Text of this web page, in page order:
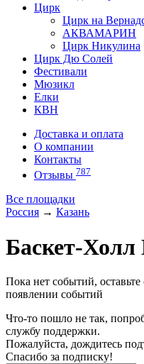
Цирк
Цирк на
АКВАМАРИН
Цирк Никулина
Цирк Дю Солей
Фестивали
Мюзикл
Елки
КВН
Доставка и оплата
О компании
Контакты
Отзывы 787
Все площадки
Россия → Казань
Баскет-Холл
Пока нет событий,
появлении событий
Что-то пошло не так,
службу поддержки.
Пожалуйста, дождитесь
Спасибо за подписку!